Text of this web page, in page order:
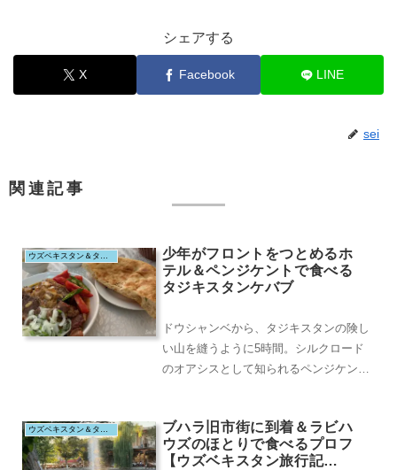
シェアする
X Facebook LINE
sei
関連記事
ウズベキスタン＆タジキスタン（2025.8）
少年がフロントをつとめるホ
テル＆ペンジケントで食べる
タジキスタンケバブ
ドウシャンベから、タジキスタンの険し
い山を縫うように5時間。シルクロード
のオアシスとして知られるペンジケント
ウズベキスタン＆タジキスタン（2025.8）
ブハラ旧市街に到着＆ラビハ
ウズのほとりで食べるプロフ
【ウズベキスタン旅行記